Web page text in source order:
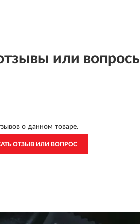
или
о данном товаре.
ОТЗЫВ ИЛИ ВОПРОС